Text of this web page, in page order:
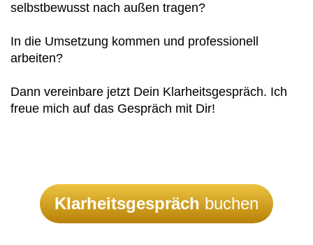
selbstbewusst nach außen tragen?
In die Umsetzung kommen und professionell
arbeiten?
Dann vereinbare jetzt Dein Klarheitsgespräch. Ich
freue mich auf das Gespräch mit Dir!
Klarheitsgespräch buchen